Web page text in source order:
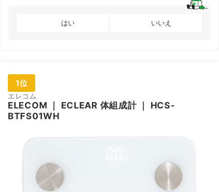
はい いいえ
1位
エレコム
ELECOM ｜ ECLEAR 体組成計｜ HCS-
BTFS01WH